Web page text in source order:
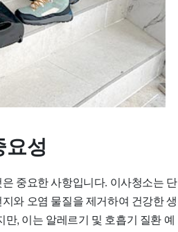
요성
중요한 사항입니다. 이사청소는 단
와 오염 물질을 제거하여 건강한 생
, 이는 알레르기 및 호흡기 질환 예